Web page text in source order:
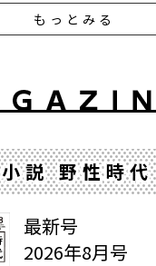
もっとみる
小説 野性時代
最新号
2026年8月号